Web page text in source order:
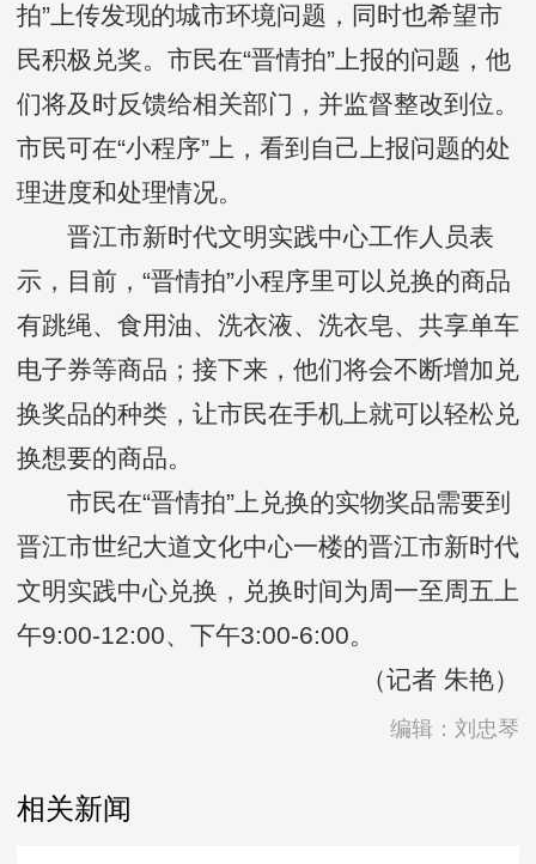
拍”上传发现的城市环境问题，同时也希望市
民积极兑奖。市民在“晋情拍”上报的问题，他
们将及时反馈给相关部门，并监督整改到位。
市民可在“小程序”上，看到自己上报问题的处
理进度和处理情况。
晋江市新时代文明实践中心工作人员表
示，目前，“晋情拍”小程序里可以兑换的商品
有跳绳、食用油、洗衣液、洗衣皂、共享单车
电子券等商品；接下来，他们将会不断增加兑
换奖品的种类，让市民在手机上就可以轻松兑
换想要的商品。
市民在“晋情拍”上兑换的实物奖品需要到
晋江市世纪大道文化中心一楼的晋江市新时代
文明实践中心兑换，兑换时间为周一至周五上
午9:00-12:00、下午3:00-6:00。
（记者 朱艳）
编辑：刘忠琴
相关新闻